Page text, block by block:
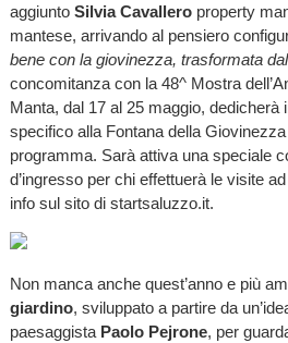
aggiunto Silvia Cavallero property
mantese, arrivando al pensiero
bene con la giovinezza, trasformata
concomitanza con la 48^ Mostra
Manta, dal 17 al 25 maggio, dedicherà
specifico alla Fontana della
programma. Sarà attiva una speciale
d’ingresso per chi effettuerà le visite
info sul sito di startsaluzzo.it.
Non manca anche quest’anno e più
giardino, sviluppato a partire da
paesaggista Paolo Pejrone, per